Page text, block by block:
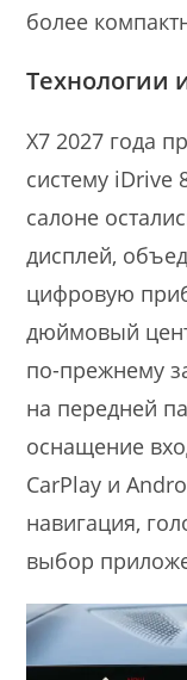
более
Технологии
X7 2027 года
систему iDrive
салоне
дисплей,
цифровую
дюймовый
по-прежнему
на передней
оснащение
CarPlay и
навигация,
выбор